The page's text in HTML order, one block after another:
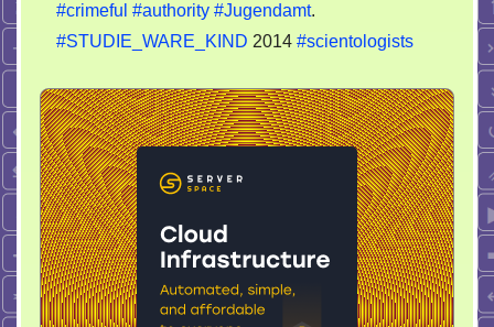
#crimeful #authority #Jugendamt.
#STUDIE_WARE_KIND 2014 #scientologists